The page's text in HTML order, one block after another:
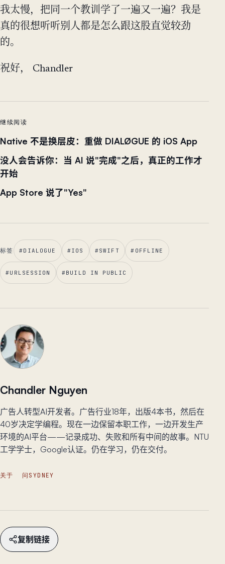
我太慢，把同一个教训学了一遍又一遍？我是
真的很想听听别人都是怎么跟这股直觉较劲
的。
祝好， Chandler
继续阅读
Native 不是换层皮：重做 DIALØGUE 的 iOS App
没人会告诉你：当 AI 说"完成"之后，真正的工作才
开始
App Store 说了"Yes"
标签 #DIALOGUE #IOS #SWIFT # OFFLINE
#URLSESSION #BUILD IN PUBLIC
Chandler Nguyen
广告人转型AI开发者。广告行业18年，出版4本书，然后在
40岁决定学编程。现在一边保留本职工作，一边开发生产
环境的AI平台——记录成功、失败和所有中间的故事。NTU
工学学士，Google认证。仍在学习，仍在交付。
关于 问SYDNEY
复制链接